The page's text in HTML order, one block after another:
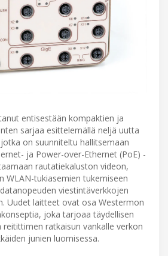
entisestään kompaktien ja
sarjaa esittelemällä neljä uutta
on suunniteltu hallitsemaan
ja Power-over-Ethernet (PoE) -
rautatiekaluston videon,
WLAN-tukiasemien tukemiseen
viestintäverkkojen
Uudet laitteet ovat osa Westermon
joka tarjoaa täydellisen
ratkaisun vankalle verkon
junien luomisessa.